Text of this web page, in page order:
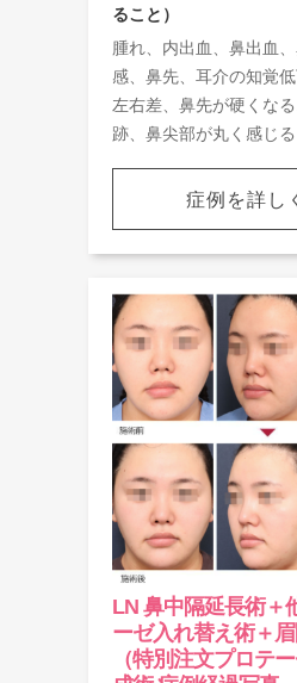
ること）
腫れ、内出血、鼻出血
感、鼻先、耳介の知覚低
左右差、鼻先が硬くな
跡、鼻尖部が丸く感じる
症例を詳し
LN 鼻中隔延長術＋
ーゼ入れ替え術＋
（特別注文プロテ